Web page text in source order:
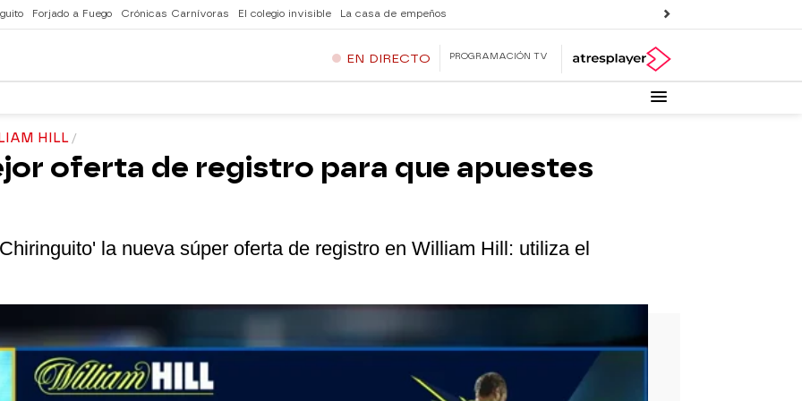
Forjado a Fuego Crónicas Carnívoras El colegio invisible La casa de empeños
EN DIRECTO PROGRAMACIÓN TV
HILL
oferta de registro para que apuestes
la nueva súper oferta de registro en William Hill: utiliza el